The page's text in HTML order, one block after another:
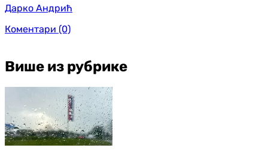
Дарко Андрић
Коментари (0)
Више из рубрике